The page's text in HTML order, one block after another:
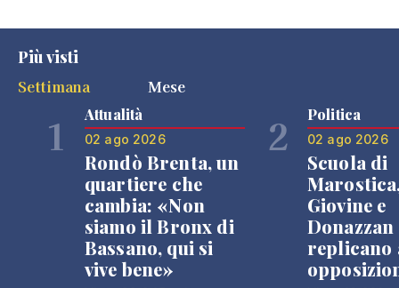
Più visti
Settimana
Mese
1 Attualità
02 ago 2026
Rondò Brenta, un
quartiere che
cambia: «Non
siamo il Bronx di
Bassano, qui si
vive bene»
2 Politica
02 ago 2026
Scuola di
Giovine e
Donazzan
replicano